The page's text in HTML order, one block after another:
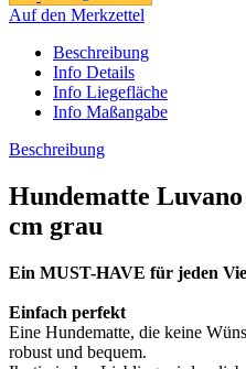
Auf den Merkzettel
Beschreibung
Info Details
Info Liegefläche
Info Maßangabe
Beschreibung
Hundematte Luvano
cm grau
Ein MUST-HAVE für jeden
Einfach perfekt
Eine Hundematte, die keine
robust und bequem.